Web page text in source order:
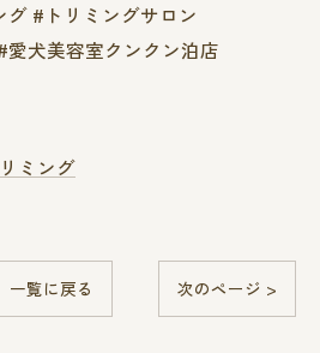
#トリミングサロン
犬美容室クンクン泊店
ミング
一覧に戻る 次のページ >